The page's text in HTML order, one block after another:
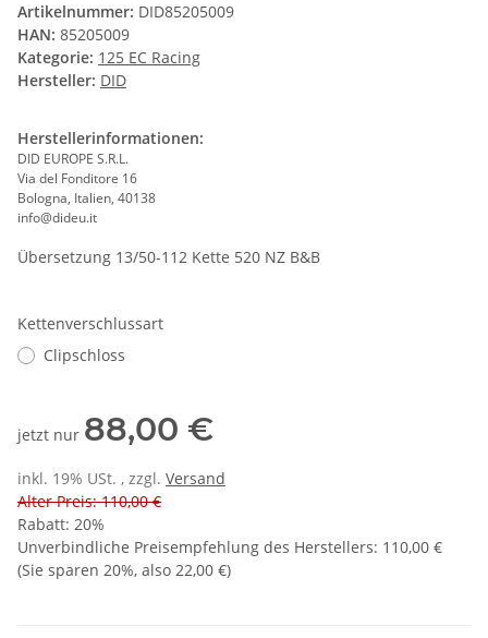
Artikelnummer: DID85205009
HAN: 85205009
Kategorie: 125 EC Racing
Hersteller: DID
Herstellerinformationen:
DID EUROPE S.R.L.
Via del Fonditore 16
Bologna, Italien, 40138
info@dideu.it
Übersetzung 13/50-112 Kette 520 NZ B&B
Kettenverschlussart
Clipschloss
jetzt nur 88,00 €
inkl. 19% USt. , zzgl. Versand
Alter Preis: 110,00 €
Rabatt: 20%
Unverbindliche Preisempfehlung des Herstellers: 110,00 €
(Sie sparen 20%, also 22,00 €)